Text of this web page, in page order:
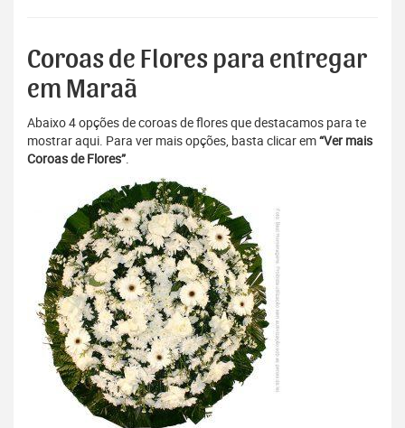
Coroas de Flores para entregar
em Maraã
Abaixo 4 opções de coroas de flores que destacamos para te
mostrar aqui. Para ver mais opções, basta clicar em“Ver mais
Coroas de Flores”.